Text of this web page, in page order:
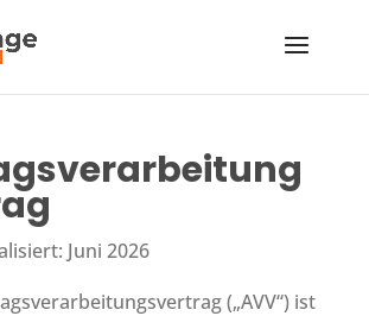
Juni 2026
(„AVV“) ist